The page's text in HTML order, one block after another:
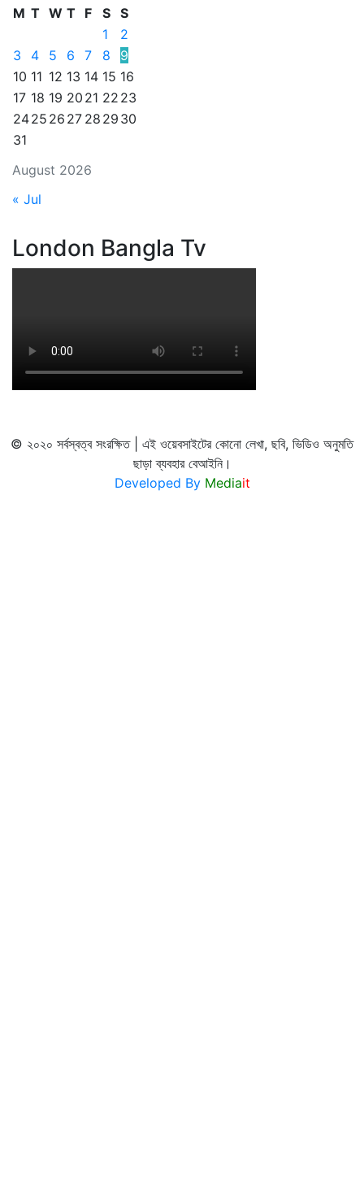
August 2026
M T W T F S S
1
2
3
4 5 6 7 8
9
10 11 12 13 14 15 16
17 18 19 20 21 22 23
2425 26 27 28 29 30
31
« Jul
London Bangla Tv
© ২০২০ সর্বস্বত্ব সংরক্ষিত | এই ওয়েবসাইটের কোনো লেখা, ছবি, ভিডিও অনুমতি
ছাড়া ব্যবহার বেআইনি।
Developed By Mediait